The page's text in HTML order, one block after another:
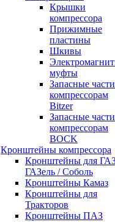
Крышки
компрессора
Прижимные
пластины
Шкивы
муфты
Запасные
компрессорам
Bitzer
Запасные
компрессорам
BOCK
Кронштейны компрессора
Кронштейны для
ГАЗель / Соболь
Кронштейны Камаз
Кронштейны для
Тракторов
Кронштейны ПАЗ